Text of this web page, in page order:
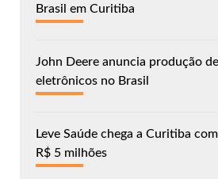
Brasil em Curitiba
John Deere anuncia produção
eletrônicos no Brasil
Leve Saúde chega a Curitiba
R$ 5 milhões